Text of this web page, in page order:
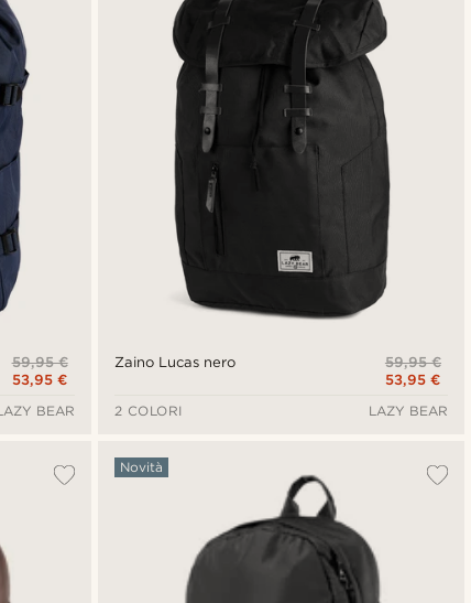
59,95 €
53,95 €
BEAR
Zaino Lucas nero
59,95 €
53,95 €
2 COLORI
LAZY BEAR
Novità